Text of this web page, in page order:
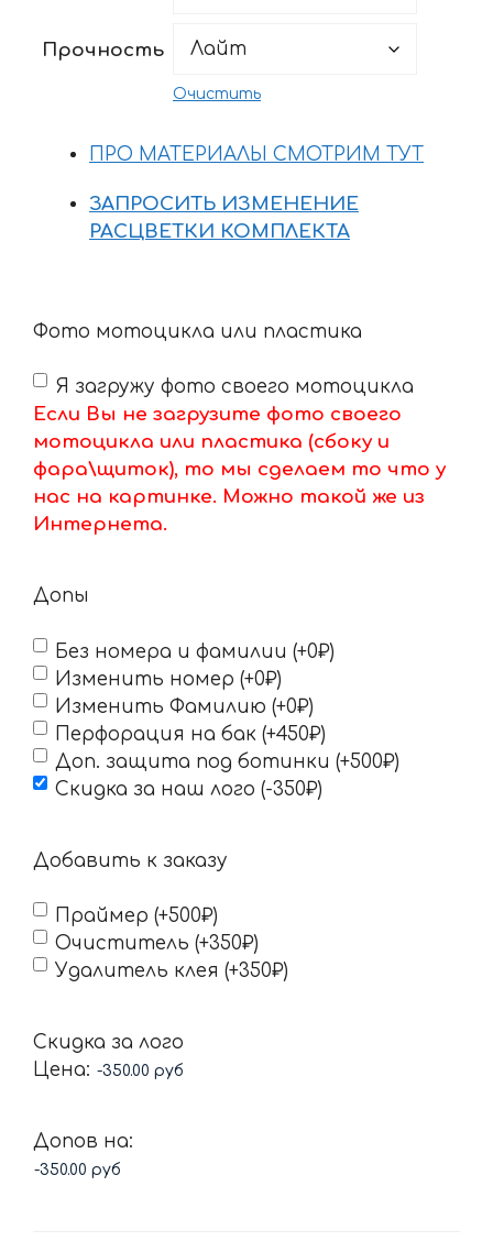
Прочность
Очистить
ПРО МАТЕРИАЛЫ СМОТРИМ ТУТ
ЗАПРОСИТЬ ИЗМЕНЕНИЕ
РАСЦВЕТКИ КОМПЛЕКТА
Фото мотоцикла или пластика
Я загружу фото своего мотоцикла
Если Вы не загрузите фото своего
мотоцикла или пластика (сбоку и
фара\щиток), то мы сделаем то что у
нас на картинке. Можно такой же из
Интернета.
Допы
Без номера и фамилии (+0₽)
Изменить номер (+0₽)
Изменить Фамилию (+0₽)
Перфорация на бак (+450₽)
Доп. защита под ботинки (+500₽)
Скидка за наш лого (-350₽)
Добавить к заказу
Праймер (+500₽)
Очиститель (+350₽)
Удалитель клея (+350₽)
Скидка за лого
Цена:
Допов на: